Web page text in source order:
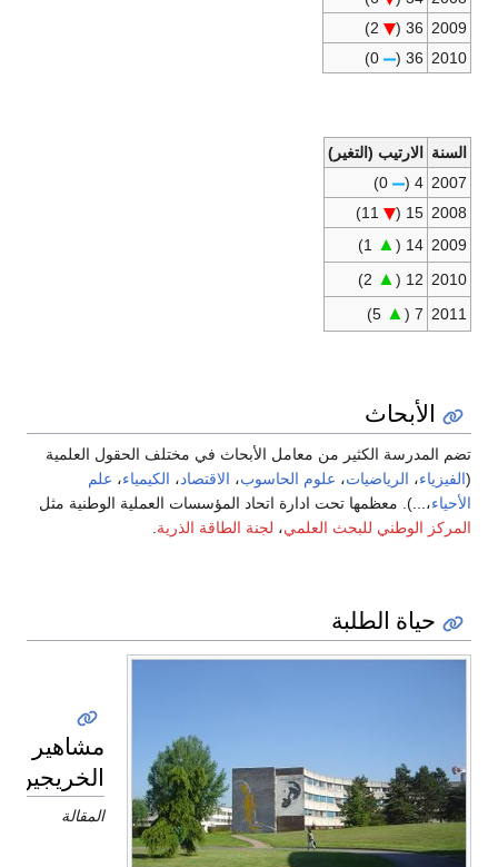
2009
36 (
2)
2010
36 (
0)
السنة
الارتيب (التغير)
2007
4 (
0)
2008
15 (
11)
2009
14 (
▲
2010
12 (
▲
2011
7 (
▲
الأبحاث
تضم المدرسة الكثير من معامل الأبحاث في مختلف الحقول العلمية
(الفيزياء، الرياضيات، علوم الحاسوب، الاقتصاد، الكيمياء، علم
الأحياء،...). معظمها تحت ادارة اتحاد المؤسسات العملية الوطنية مثل
المركز الوطني للبحث العلمي، لجنة الطاقة الذرية
حياة الطلبة
مشاهير
الخريجين
المقالة